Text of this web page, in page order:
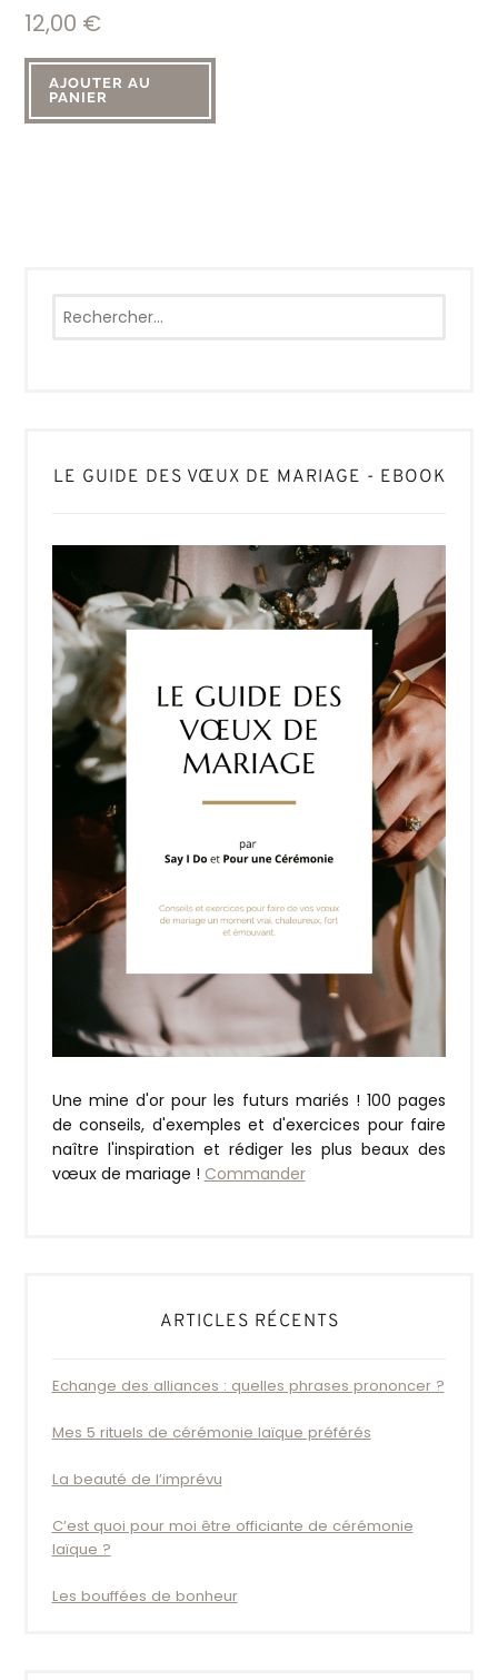
12,00 €
AJOUTER AU
PANIER
LE GUIDE DES VŒUX DE MARIAGE - EBOOK
Une mine d'or pour les futurs mariés ! 100 pages
de conseils, d'exemples et d'exercices pour faire
naître l'inspiration et rédiger les plus beaux des
vœux de mariage ! Commander
ARTICLES RÉCENTS
Echange des alliances : quelles phrases prononcer ?
Mes 5 rituels de cérémonie laïque préférés
La beauté de l’imprévu
C’est quoi pour moi être officiante de cérémonie
laïque ?
Les bouffées de bonheur